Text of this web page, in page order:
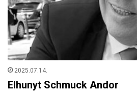
2025.07.14.
Elhunyt Schmuck Andor